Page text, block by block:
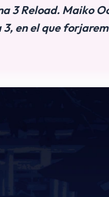
3 Reload. Maiko
en el que